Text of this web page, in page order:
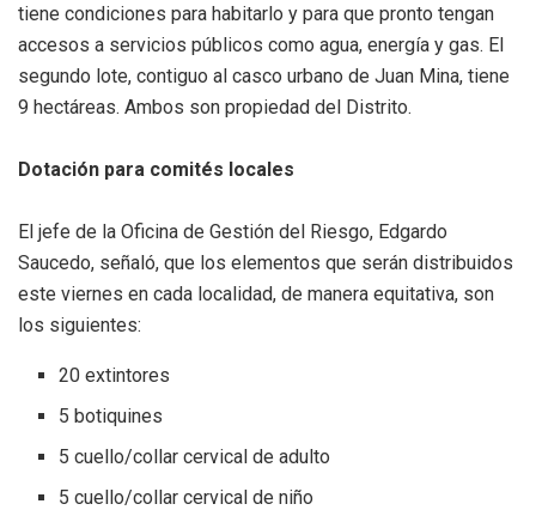
tiene condiciones para habitarlo y para que pronto tengan
accesos a servicios públicos como agua, energía y gas. El
segundo lote, contiguo al casco urbano de Juan Mina, tiene
9 hectáreas. Ambos son propiedad del Distrito.
Dotación para comités locales
El jefe de la Oficina de Gestión del Riesgo, Edgardo
Saucedo, señaló, que los elementos que serán distribuidos
este viernes en cada localidad, de manera equitativa, son
los siguientes:
20 extintores
5 botiquines
5 cuello/collar cervical de adulto
5 cuello/collar cervical de niño